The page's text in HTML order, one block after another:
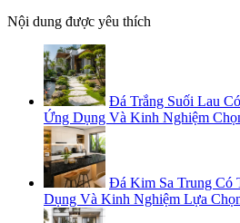
Nội dung được yêu thích
Đá Trắng Suối Lau
Ứng Dụng Và Kinh Nghiệm
Đá Kim Sa Trung Có
Dụng Và Kinh Nghiệm Lựa